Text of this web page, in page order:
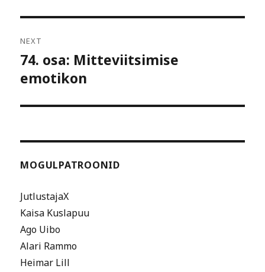
NEXT
Next
post:
74. osa: Mitteviitsimise
emotikon
MOGULPATROONID
JutlustajaX
Kaisa Kuslapuu
Ago Uibo
Alari Rammo
Heimar Lill